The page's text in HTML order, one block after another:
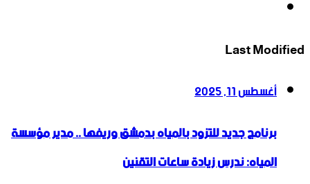
Last Modified
أغسطس 11, 2025
برنامج جديد للتزود بالمياه بدمشق وريفها .. مدير مؤسسة
المياه: ندرس زيادة ساعات التقنين